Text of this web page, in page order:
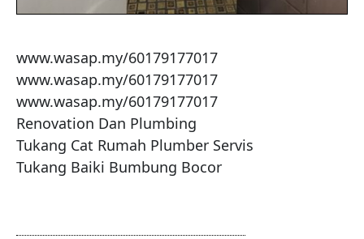
www.wasap.my/60179177017
www.wasap.my/60179177017
www.wasap.my/60179177017
Renovation Dan Plumbing
Tukang Cat Rumah Plumber Servis
Tukang Baiki Bumbung Bocor